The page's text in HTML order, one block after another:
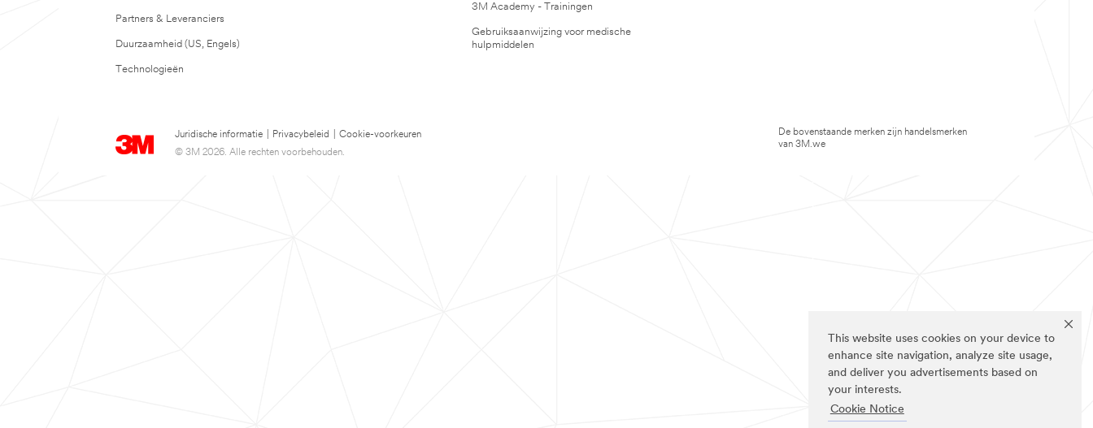
This website uses cookies on your device to
enhance site navigation, analyze site usage,
and deliver you advertisements based on
your interests.
Cookie Notice
Partners & Leveranciers
Duurzaamheid (US, Engels)
Technologieën
3M Academy - Trainingen
Gebruiksaanwijzing voor medische
hulpmiddelen
Juridische informatie Privacybeleid
Cookie-voorkeuren
© 3M 2026. Alle rechten voorbehouden.
De bovenstaande merken zijn handelsmerken
van 3M.we